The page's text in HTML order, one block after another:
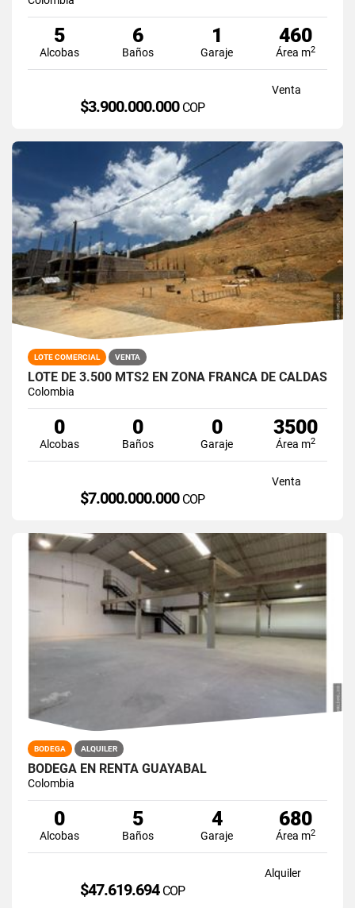
5
Alcobas
6
Baños
1
Garaje
460
Área m2
Venta
$3.900.000.000 COP
LOTE COMERCIAL VENTA
LOTE DE 3.500 MTS2 EN ZONA FRANCA DE CALDAS
Colombia
0
Alcobas
0
Baños
0
Garaje
3500
Área m2
Venta
$7.000.000.000 COP
BODEGA ALQUILER
BODEGA EN RENTA GUAYABAL
Colombia
0
Alcobas
5
Baños
4
Garaje
680
Área m2
Alquiler
$47.619.694 COP